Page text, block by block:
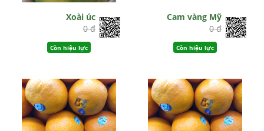
Xoài úc
0 đ
Còn hiệu lực
Cam vàng Mỹ
0 đ
Còn hiệu lực